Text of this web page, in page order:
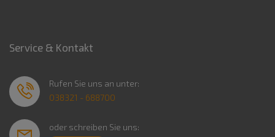
Service & Kontakt
Rufen Sie uns an unter:
038321 - 688700
oder schreiben Sie uns: